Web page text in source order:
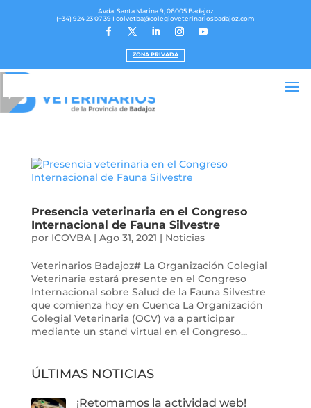
Avda. Santa Marina 9, 06005 Badajoz
(+34) 924 23 07 39 I colvetba@colegioveterinariosbadajoz.com
ZONA PRIVADA
Presencia veterinaria en el Congreso
Internacional de Fauna Silvestre
por ICOVBA| Ago 31, 2021 | Noticias
Veterinarios Badajoz# La Organización Colegial
Veterinaria estará presente en el Congreso
Internacional sobre Salud de la Fauna Silvestre
que comienza hoy en Cuenca La Organización
Colegial Veterinaria (OCV) va a participar
mediante un stand virtual en el Congreso...
ÚLTIMAS NOTICIAS
¡Retomamos la actividad web!